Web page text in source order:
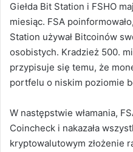
Giełda Bit Station i FSHO
miesiąc. FSA
Station używał Bitcoinów
osobistych. Kradzież 500.
przypisuje się temu, że
portfelu o niskim poziomie
W następstwie włamania,
Coincheck i nakazała
kryptowalutowym złożenie